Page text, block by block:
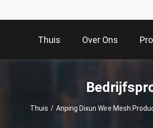
Thuis Over Ons
Thuis / Anping Dixun Wire Mesh